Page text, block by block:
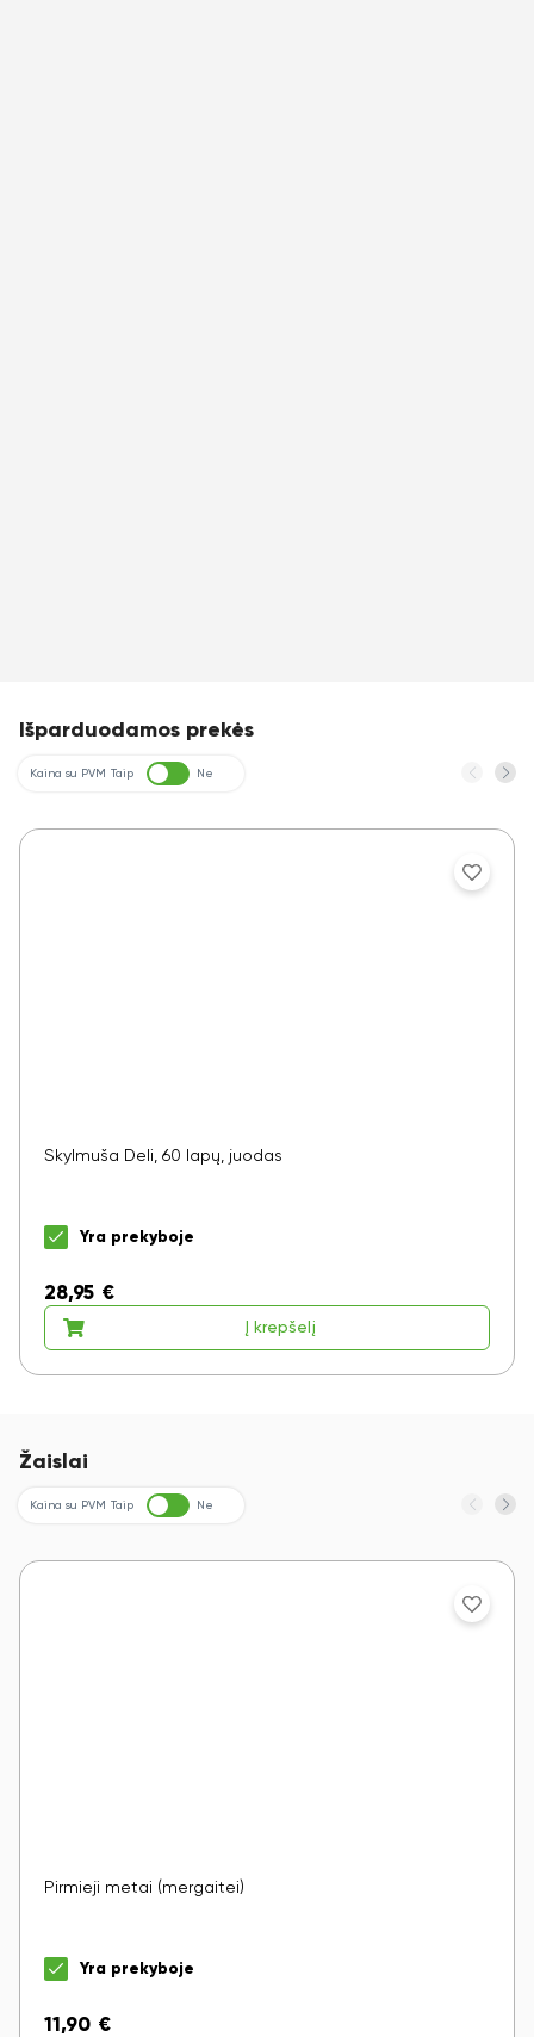
Išparduodamos prekės
Kaina su PVM Taip Ne
Skylmuša Deli, 60 lapų, juodas
Yra prekyboje
28,95 €
Į krepšelį
Žaislai
Kaina su PVM Taip Ne
Pirmieji metai (mergaitei)
Yra prekyboje
11,90 €